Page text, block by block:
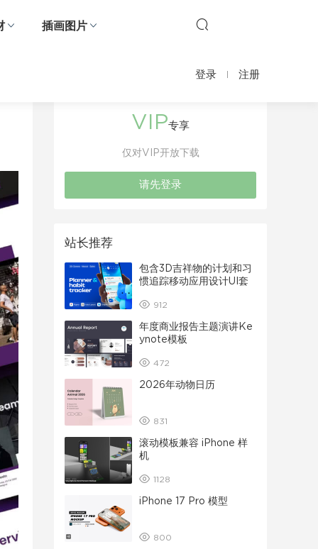
插画图片
登录 注册
VIP专享
仅对VIP开放下载
请先登录
站长推荐
包含3D吉祥物的计划和习
惯追踪移动应用设计UI套
912
年度商业报告主题演讲Ke
ynote模板
472
2026年动物日历
831
滚动模板兼容 iPhone 样
机
1128
iPhone 17 Pro 模型
800